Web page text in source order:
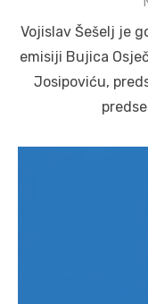
Vojislav Šešelj je
emisiji Bujica
Josipoviću,